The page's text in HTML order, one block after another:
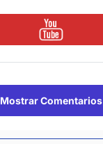
Mostrar Comentarios